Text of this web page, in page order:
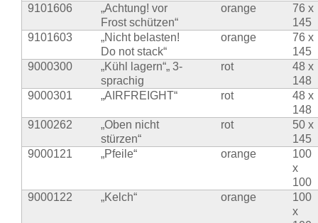
9101606
„Achtung! vor
Frost schützen“
orange
76 x
145
9101603
„Nicht belasten!
Do not stack“
orange
76 x
145
9000300
„Kühl lagern“„ 3-
sprachig
rot
48 x
148
9000301
„AIRFREIGHT“ rot
48 x
148
9100262
„Oben nicht
stürzen“
rot
50 x
145
9000121
„Pfeile“ orange
100
x
100
9000122
„Kelch“ orange
100
x